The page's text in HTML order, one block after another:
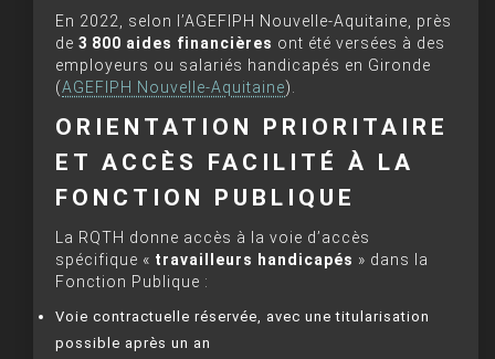
En 2022, selon l’AGEFIPH Nouvelle-Aquitaine, près
de 3 800 aides financières ont été versées à des
employeurs ou salariés handicapés en Gironde
(AGEFIPH Nouvelle-Aquitaine).
ORIENTATION PRIORITAIRE
ET ACCÈS FACILITÉ À LA
FONCTION PUBLIQUE
La RQTH donne accès à la voie d’accès
spécifique « travailleurs handicapés » dans la
Fonction Publique :
Voie contractuelle réservée, avec une titularisation
possible après un an